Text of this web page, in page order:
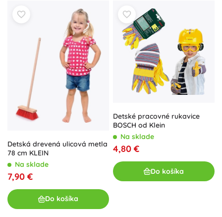
Detská drevená ulicová metla
78 cm KLEIN
Na sklade
7,90 €
Do košíka
Detské pracovné rukavice
BOSCH od Klein
Na sklade
4,80 €
Do košíka